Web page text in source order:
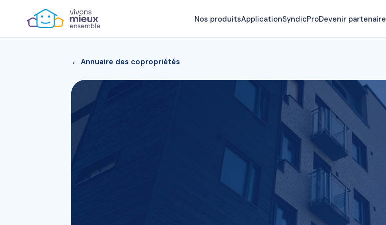
Nos produitsApplicationSyndicProDevenir partenaire
← Annuaire des copropriétés